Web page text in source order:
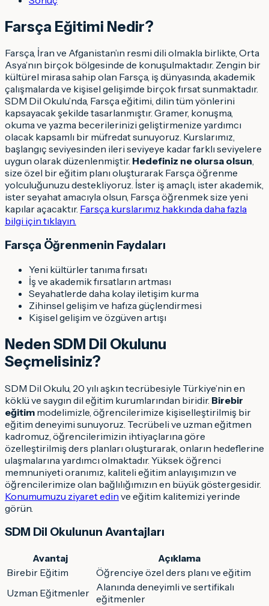
Farsça Eğitimi Nedir?
Farsça, İran ve Afganistan’ın resmi dili olmakla birlikte, Orta
Asya’nın birçok bölgesinde de konuşulmaktadır. Zengin bir
kültürel mirasa sahip olan Farsça, iş dünyasında, akademik
çalışmalarda ve kişisel gelişimde birçok fırsat sunmaktadır.
SDM Dil Okulu’nda, Farsça eğitimi, dilin tüm yönlerini
kapsayacak şekilde tasarlanmıştır. Gramer, konuşma,
okuma ve yazma becerilerinizi geliştirmenize yardımcı
olacak kapsamlı bir müfredat sunuyoruz. Kurslarımız,
başlangıç seviyesinden ileri seviyeye kadar farklı seviyelere
uygun olarak düzenlenmiştir. Hedefiniz ne olursa olsun,
size özel bir eğitim planı oluşturarak Farsça öğrenme
yolculuğunuzu destekliyoruz. İster iş amaçlı, ister akademik,
ister seyahat amacıyla olsun, Farsça öğrenmek size yeni
kapılar açacaktır. Farsça kurslarımız hakkında daha fazla
bilgi için tıklayın.
Farsça Öğrenmenin Faydaları
Yeni kültürler tanıma fırsatı
İş ve akademik fırsatların artması
Seyahatlerde daha kolay iletişim kurma
Zihinsel gelişim ve hafıza güçlendirmesi
Kişisel gelişim ve özgüven artışı
Neden SDM Dil Okulunu
Seçmelisiniz?
SDM Dil Okulu, 20 yılı aşkın tecrübesiyle Türkiye’nin en
köklü ve saygın dil eğitim kurumlarından biridir. Birebir
eğitim modelimizle, öğrencilerimize kişiselleştirilmiş bir
eğitim deneyimi sunuyoruz. Tecrübeli ve uzman eğitmen
kadromuz, öğrencilerimizin ihtiyaçlarına göre
özelleştirilmiş ders planları oluşturarak, onların hedeflerine
ulaşmalarına yardımcı olmaktadır. Yüksek öğrenci
memnuniyeti oranımız, kaliteli eğitim anlayışımızın ve
öğrencilerimize olan bağlılığımızın en büyük göstergesidir.
Konumumuzu ziyaret edin ve eğitim kalitemizi yerinde
görün.
SDM Dil Okulunun Avantajları
Avantaj
Açıklama
Birebir Eğitim
Öğrenciye özel ders planı ve eğitim
Uzman Eğitmenler Alanında deneyimli ve sertifikalı
eğitmenler